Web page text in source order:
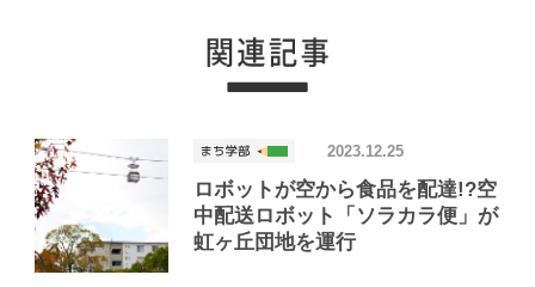
ロボットが空から食品を配達!?空
中配送ロボット「ソラカラ便」が
虹ヶ丘団地を運行
2023.12.25